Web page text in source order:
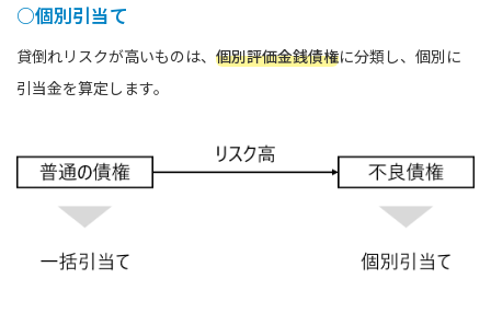
○個別引当て
貸倒れリスクが高いものは、 個別評価金銭債権に分類し、個別に
引当金を算定します。